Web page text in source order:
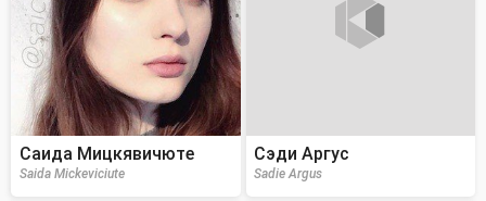
Саида Мицкявичюте
Saida Mickeviciute
Сэди Аргус
Sadie Argus